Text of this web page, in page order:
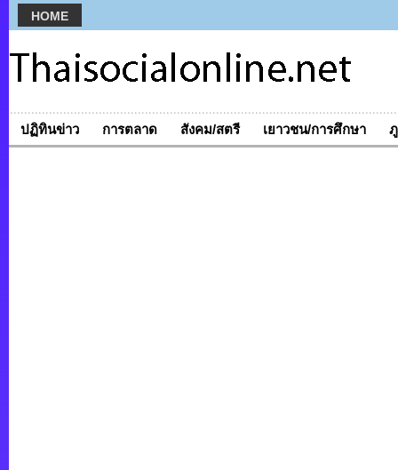
HOME
ปฏิทินข่าว การตลาด สังคม/สตรี เยาวชน/การศึกษา